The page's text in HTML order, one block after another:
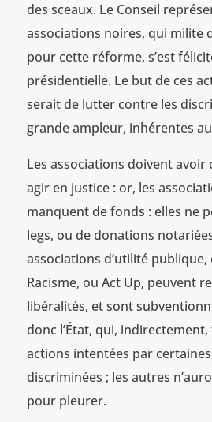
des sceaux. Le Conseil
associations noires, qui milite
pour cette réforme, s’est
présidentielle. Le but de ces
serait de lutter contre les
grande ampleur, inhérentes
Les associations doivent avoir
agir en justice : or, les
manquent de fonds : elles ne
legs, ou de donations
associations d’utilité publique,
Racisme, ou Act Up, peuvent
libéralités, et sont
donc l’État, qui,
actions intentées par
discriminées ; les autres
pour pleurer.